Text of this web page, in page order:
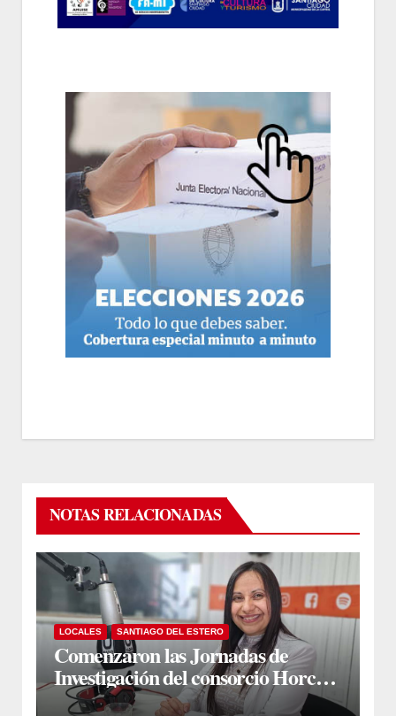
NOTAS RELACIONADAS
LOCALES SANTIAGO DEL ESTERO
Comenzaron las Jornadas de
Investigación del consorcio Horco
Molle